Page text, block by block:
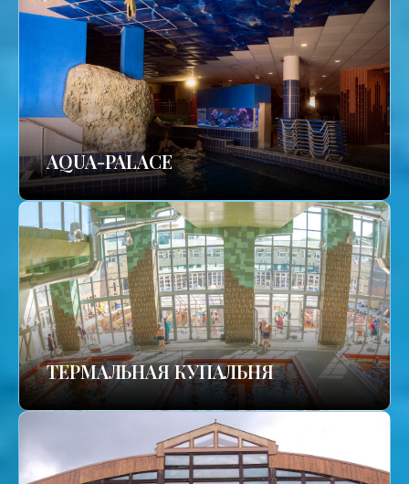
AQUA-PALACE
TЕРМАЛЬНАЯ КУПАЛЬНЯ